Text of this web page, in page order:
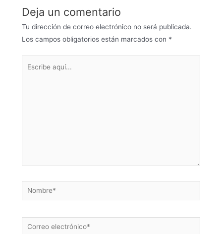
Deja un comentario
Tu dirección de correo electrónico no será publicada.
Los campos obligatorios están marcados con *